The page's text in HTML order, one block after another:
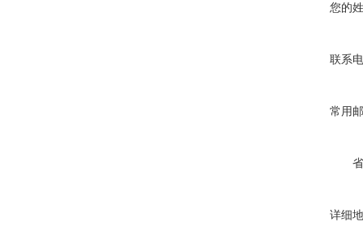
您的
联系
常用
详细